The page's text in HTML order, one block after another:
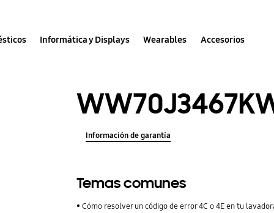
Informática y Displays Wearables Accesorios
Información de garantía
Temas comunes
Cómo resolver un código de error 4C o 4E en tu